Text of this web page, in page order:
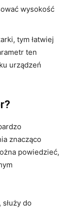
wysokość
tym łatwiej
ten
urządzeń
znacząco
powiedzieć,
do